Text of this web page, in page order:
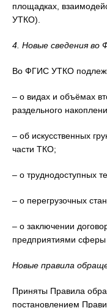
площадках,
УТКО).
4. Новые сведения во
Во ФГИС УТКО
– о видах и объёмах
раздельного
– об искусственных
части ТКО;
– о труднодоступных
– о перегрузочных
– о заключении
предприятиями
Новые правила
Приняты Правила
постановлением